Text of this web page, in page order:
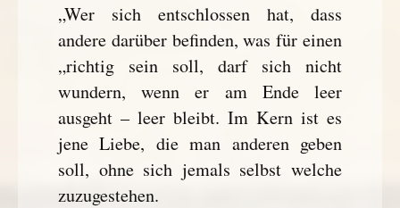
„Wer sich entschlossen hat, dass
andere darüber befinden, was für einen
„richtig sein soll, darf sich nicht
wundern, wenn er am Ende leer
ausgeht – leer bleibt. Im Kern ist es
jene Liebe, die man anderen geben
soll, ohne sich jemals selbst welche
zuzugestehen.